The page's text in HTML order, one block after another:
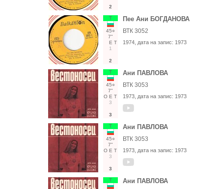
2
Т
45○
7"
Е Т
1
2
Пее Ани БОГДАНОВА
ВТК 3052
1974 , дата на запис: 1973
Т
45○
7"
О Е Т
3
3
Ани ПАВЛОВА
ВТК 3053
1973 , дата на запис: 1973
Т
45○
7"
О Е Т
3
3
Ани ПАВЛОВА
ВТК 3053
1973 , дата на запис: 1973
Т Ани ПАВЛОВА